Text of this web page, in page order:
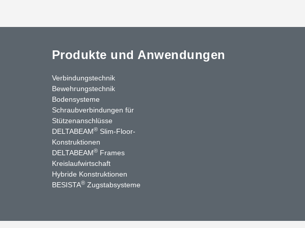
Produkte und Anwendungen
Verbindungstechnik
Bewehrungstechnik
Bodensysteme
Schraubverbindungen für
Stützenanschlüsse
DELTABEAM® Slim-Floor-
Konstruktionen
DELTABEAM® Frames
Kreislaufwirtschaft
Hybride Konstruktionen
BESISTA® Zugstabsysteme
Kontakt